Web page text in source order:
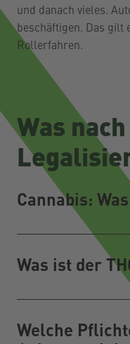
und danach vieles.
beschäftigen. Das gilt
Rollerfahren.
Was
Cannabis:
Was ist der
Welche